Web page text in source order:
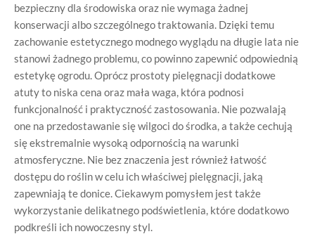
bezpieczny dla środowiska oraz nie wymaga żadnej
konserwacji albo szczególnego traktowania. Dzięki temu
zachowanie estetycznego modnego wyglądu na długie lata nie
stanowi żadnego problemu, co powinno zapewnić odpowiednią
estetykę ogrodu. Oprócz prostoty pielęgnacji dodatkowe
atuty to niska cena oraz mała waga, która podnosi
funkcjonalność i praktyczność zastosowania. Nie pozwalają
one na przedostawanie się wilgoci do środka, a także cechują
się ekstremalnie wysoką odpornością na warunki
atmosferyczne. Nie bez znaczenia jest również łatwość
dostępu do roślin w celu ich właściwej pielęgnacji, jaką
zapewniają te donice. Ciekawym pomysłem jest także
wykorzystanie delikatnego podświetlenia, które dodatkowo
podkreśli ich nowoczesny styl.